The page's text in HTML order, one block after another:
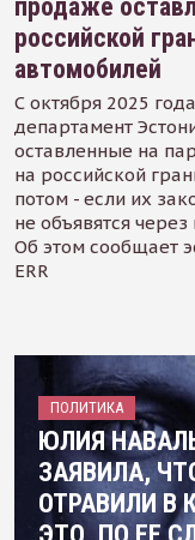
продаже
российской
автомобилей
С октября 2025
департамент
оставленные на
на российской
потом - если их
не объявятся
Об этом сообщает
ERR
ПОЛИТИКА
ЮЛИЯ
ЗАЯВИЛА,
ОТРАВИЛИ В